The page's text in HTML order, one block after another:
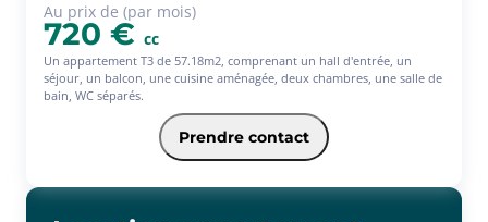
Au prix de (par mois)
720 € cc
Un appartement T3 de 57.18m2, comprenant un hall d'entrée, un
séjour, un balcon, une cuisine aménagée, deux chambres, une salle de
bain, WC séparés.
Prendre contact